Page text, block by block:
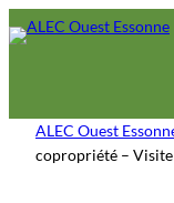
Aller
au
ALEC Ouest
copropriété – Visite